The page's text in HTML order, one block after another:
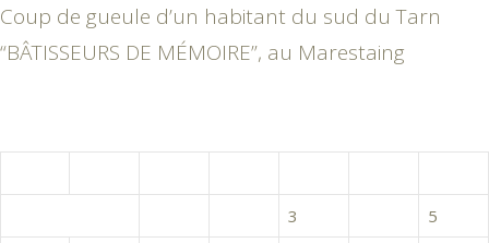
Coup de gueule d’un habitant du sud du Tarn
“BÂTISSEURS DE MÉMOIRE”, au Marestaing
3
5